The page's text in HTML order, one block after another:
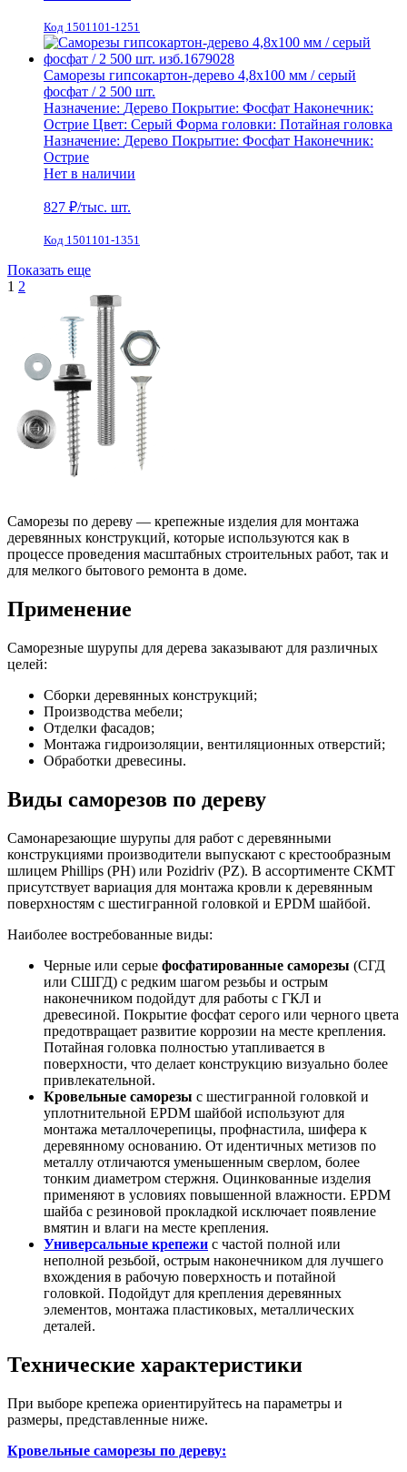
Код 1501101-1251
Саморезы гипсокартон-дерево 4,8х100 мм / серый
фосфат / 2 500 шт.
Назначение: Дерево Покрытие: Фосфат Наконечник:
Острие Цвет: Серый Форма головки: Потайная головка
Назначение: Дерево Покрытие: Фосфат Наконечник:
Острие
Нет в наличии
827 ₽/тыс. шт.
Код 1501101-1351
Показать еще
1 2
Саморезы по дереву — крепежные изделия для монтажа
деревянных конструкций, которые используются как в
процессе проведения масштабных строительных работ, так и
для мелкого бытового ремонта в доме.
Применение
Саморезные шурупы для дерева заказывают для различных
целей:
Сборки деревянных конструкций;
Производства мебели;
Отделки фасадов;
Монтажа гидроизоляции, вентиляционных отверстий;
Обработки древесины.
Виды саморезов по дереву
Самонарезающие шурупы для работ с деревянными
конструкциями производители выпускают с крестообразным
шлицем Phillips (PH) или Pozidriv (PZ). В ассортименте СКМТ
присутствует вариация для монтажа кровли к деревянным
поверхностям с шестигранной головкой и EPDM шайбой.
Наиболее востребованные виды:
Черные или серые фосфатированные саморезы (СГД
или СШГД) с редким шагом резьбы и острым
наконечником подойдут для работы с ГКЛ и
древесиной. Покрытие фосфат серого или черного цвета
предотвращает развитие коррозии на месте крепления.
Потайная головка полностью утапливается в
поверхности, что делает конструкцию визуально более
привлекательной.
Кровельные саморезы с шестигранной головкой и
уплотнительной EPDM шайбой используют для
монтажа металлочерепицы, профнастила, шифера к
деревянному основанию. От идентичных метизов по
металлу отличаются уменьшенным сверлом, более
тонким диаметром стержня. Оцинкованные изделия
применяют в условиях повышенной влажности. EPDM
шайба с резиновой прокладкой исключает появление
вмятин и влаги на месте крепления.
Универсальные крепежи с частой полной или
неполной резьбой, острым наконечником для лучшего
вхождения в рабочую поверхность и потайной
головкой. Подойдут для крепления деревянных
элементов, монтажа пластиковых, металлических
деталей.
Технические характеристики
При выборе крепежа ориентируйтесь на параметры и
размеры, представленные ниже.
Кровельные саморезы по дереву: